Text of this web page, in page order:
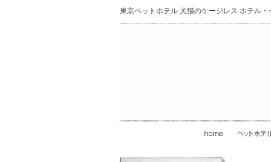
東京ペットホテル 犬猫のケージレス ホテル